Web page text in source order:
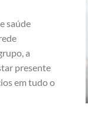
saúde
a
presente
em tudo o